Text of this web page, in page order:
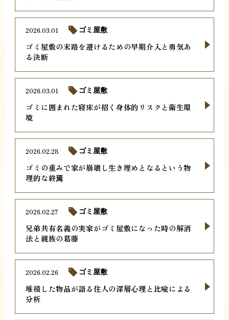
ゴミ屋敷の末路を避けるための早期介入と勇気あ
る決断
2026.03.01 ゴミ屋敷
ゴミに囲まれた寝床が招く身体的リスクと衛生環
境
2026.03.01 ゴミ屋敷
ゴミの重みで家が崩壊し生き埋めとなるという物
理的な終焉
2026.02.28 ゴミ屋敷
兄弟共有名義の実家がゴミ屋敷になった時の解消
法と親族の葛藤
2026.02.27 ゴミ屋敷
堆積した物品が語る住人の深層心理と比喩による
分析
2026.02.26 ゴミ屋敷